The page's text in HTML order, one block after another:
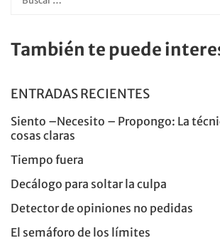
También te puede
ENTRADAS RECIENTES
Siento –Necesito – Propongo: La
cosas claras
Tiempo fuera
Decálogo para soltar la culpa
Detector de opiniones no pedidas
El semáforo de los límites